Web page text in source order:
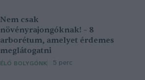
Nem csak
növényrajongóknak! – 8
arborétum, amelyet érdemes
meglátogatni
ÉLŐ BOLYGÓNK 5 perc